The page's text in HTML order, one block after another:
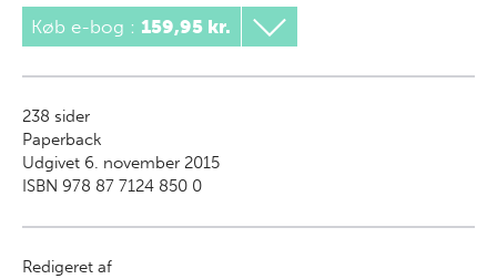
Køb e-bog : 159,95 kr.
238 sider
Paperback
Udgivet 6. november 2015
ISBN 978 87 7124 850 0
Redigeret af